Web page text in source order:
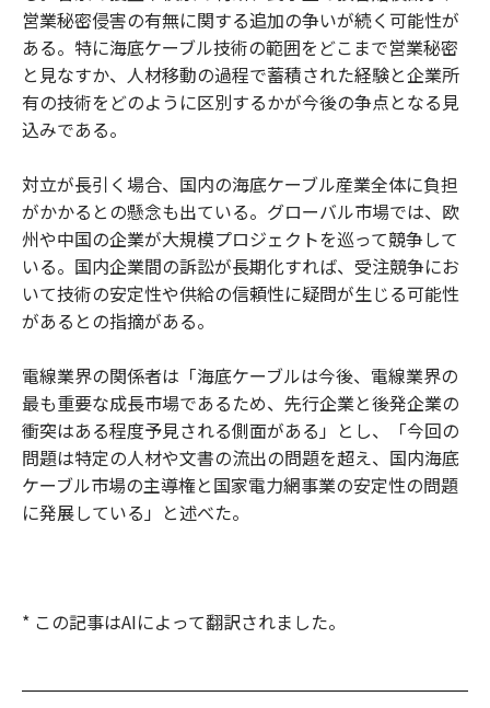
営業秘密侵害の有無に関する追加の争いが続く可能性が
ある。特に海底ケーブル技術の範囲をどこまで営業秘密
と見なすか、人材移動の過程で蓄積された経験と企業所
有の技術をどのように区別するかが今後の争点となる見
込みである。
対立が長引く場合、国内の海底ケーブル産業全体に負担
がかかるとの懸念も出ている。グローバル市場では、欧
州や中国の企業が大規模プロジェクトを巡って競争して
いる。国内企業間の訴訟が長期化すれば、受注競争にお
いて技術の安定性や供給の信頼性に疑問が生じる可能性
があるとの指摘がある。
電線業界の関係者は「海底ケーブルは今後、電線業界の
最も重要な成長市場であるため、先行企業と後発企業の
衝突はある程度予見される側面がある」とし、「今回の
問題は特定の人材や文書の流出の問題を超え、国内海底
ケーブル市場の主導権と国家電力網事業の安定性の問題
に発展している」と述べた。
* この記事はAIによって翻訳されました。